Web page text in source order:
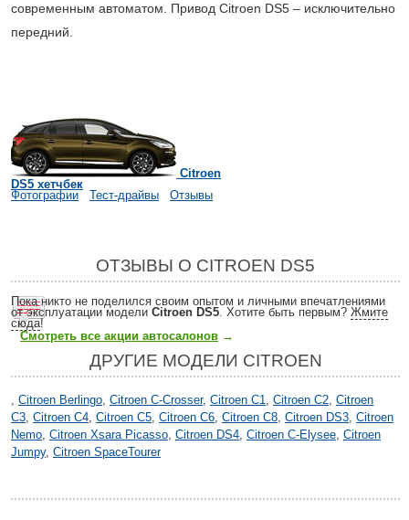
современным автоматом. Привод Citroen DS5 – исключительно
передний.
Citroen
DS5 хетчбек
Фотографии
Тест-драйвы Отзывы
ОТЗЫВЫ О CITROEN DS5
Пока никто не поделился своим опытом и личными впечатлениями
от эксплуатации модели Citroen DS5. Хотите быть первым? Жмите
сюда!
Смотреть все акции автосалонов →
ДРУГИЕ МОДЕЛИ CITROEN
, Citroen Berlingo, Citroen C-Crosser, Citroen C1, Citroen C2, Citroen
C3, Citroen C4, Citroen C5, Citroen C6, Citroen C8, Citroen DS3, Citroen
Nemo, Citroen Xsara Picasso, Citroen DS4, Citroen C-Elysee, Citroen
Jumpy, Citroen SpaceTourer